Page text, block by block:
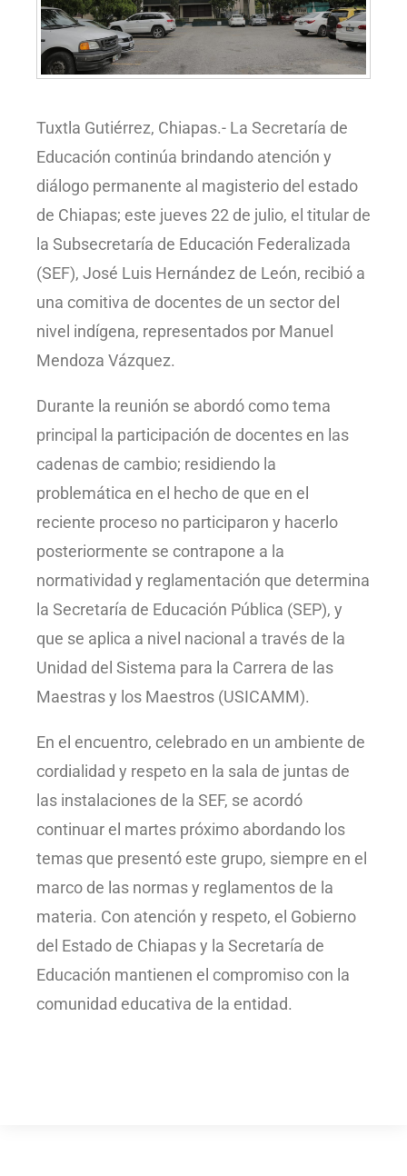
Tuxtla Gutiérrez, Chiapas.- La Secretaría de
Educación continúa brindando atención y
diálogo permanente al magisterio del estado
de Chiapas; este jueves 22 de julio, el titular de
la Subsecretaría de Educación Federalizada
(SEF), José Luis Hernández de León, recibió a
una comitiva de docentes de un sector del
nivel indígena, representados por Manuel
Mendoza Vázquez.
Durante la reunión se abordó como tema
principal la participación de docentes en las
cadenas de cambio; residiendo la
problemática en el hecho de que en el
reciente proceso no participaron y hacerlo
posteriormente se contrapone a la
normatividad y reglamentación que determina
la Secretaría de Educación Pública (SEP), y
que se aplica a nivel nacional a través de la
Unidad del Sistema para la Carrera de las
Maestras y los Maestros (USICAMM).
En el encuentro, celebrado en un ambiente de
cordialidad y respeto en la sala de juntas de
las instalaciones de la SEF, se acordó
continuar el martes próximo abordando los
temas que presentó este grupo, siempre en el
marco de las normas y reglamentos de la
materia. Con atención y respeto, el Gobierno
del Estado de Chiapas y la Secretaría de
Educación mantienen el compromiso con la
comunidad educativa de la entidad.